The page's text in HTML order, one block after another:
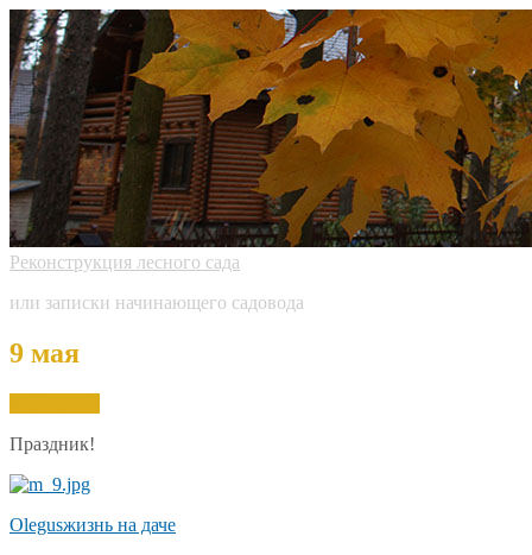
Реконструкция лесного сада
или записки начинающего садовода
9 мая
Праздник!
Olegusжизнь на даче